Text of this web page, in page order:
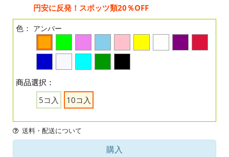
円安に反発！スポッツ類20％OFF
色： アンバー
商品選択：
5コ入
10コ入
送料・配送について
購入